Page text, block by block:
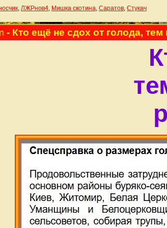
, ЛЖРнов4, Мишка скотина, Саратов, Стукач
- Кто ещё не сдох от голода,